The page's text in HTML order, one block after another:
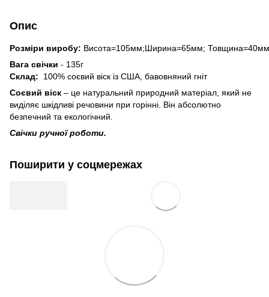
Опис
Розміри виробу: Висота=105мм;Ширина=65мм;
Вага свічки - 135г
Склад: 100% соєвий віск із США, бавовняний гніт
Соєвий віск – це натуральний природний матеріал, який не
виділяє шкідливі речовини при горінні. Він абсолютно
безпечний та екологічний.
Свічки ручної роботи.
Поширити у соцмережах